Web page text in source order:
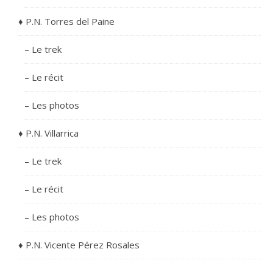
♦ P.N. Torres del Paine
– Le trek
– Le récit
– Les photos
♦ P.N. Villarrica
– Le trek
– Le récit
– Les photos
♦ P.N. Vicente Pérez Rosales